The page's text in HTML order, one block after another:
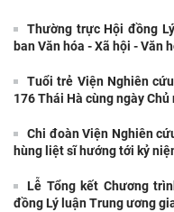
Thường trực Hội đồng
ban Văn hóa - Xã hội - Văn
Tuổi trẻ Viện Nghiên
176 Thái Hà cùng ngày Chủ
Chi đoàn Viện Nghiên
hùng liệt sĩ hướng tới kỷ
Lễ Tổng kết Chương
đồng Lý luận Trung ương